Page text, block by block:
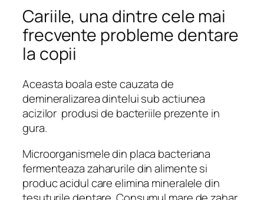
Cariile, una dintre cele mai
frecvente probleme dentare
la copii
Aceasta boala este cauzata de
demineralizarea dintelui sub actiunea
acizilor produsi de bacteriile prezente in
gura.
Microorganismele din placa bacteriana
fermenteaza zaharurile din alimente si
produc acidul care elimina mineralele din